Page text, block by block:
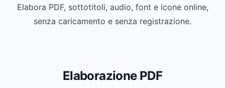
Elabora PDF, sottotitoli, audio, font e icone online,
senza caricamento e senza registrazione.
Elaborazione PDF